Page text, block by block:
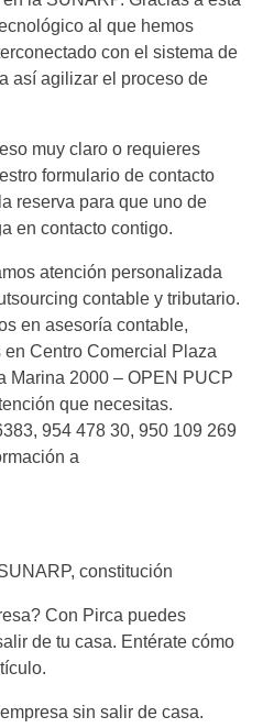
al que hemos
con el sistema de
así agilizar el proceso de
muy claro o requieres
formulario de contacto
reserva para que uno de
en contacto contigo.
atención personalizada
contable y tributario.
en asesoría contable,
Centro Comercial Plaza
Marina 2000 – OPEN PUCP
que necesitas.
954 478 30, 950 109 269
a
constitución
Con Pirca puedes
de tu casa. Entérate cómo
sin salir de casa.